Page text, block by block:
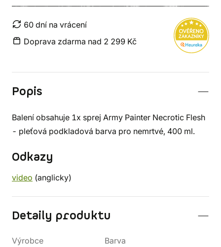
60 dní na vrácení
Doprava zdarma nad 2 299 Kč
Popis
Balení obsahuje 1x sprej Army Painter Necrotic Flesh
- pleťová podkladová barva pro nemrtvé, 400 ml.
Odkazy
video (anglicky)
Detaily produktu
Výrobce
Barva